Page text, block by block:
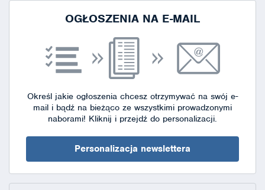
OGŁOSZENIA NA E-MAIL
Określ jakie ogłoszenia chcesz otrzymywać na swój e-
mail i bądź na bieżąco ze wszystkimi prowadzonymi
naborami! Kliknij i przejdź do personalizacji.
Personalizacja newslettera